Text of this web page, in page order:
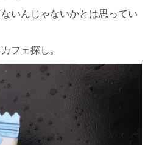
いんじゃないかとは思ってい
フェ探し。